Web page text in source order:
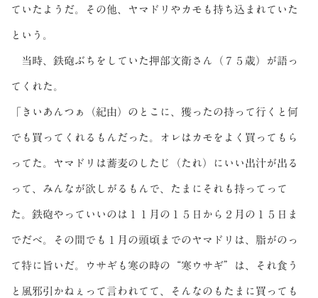
ていたようだ。その他、ヤマドリやカモも持ち込まれていた
という。
当時、鉄砲ぶちをしていた押部文衛さん（７５歳）が語っ
てくれた。
「きいあんつぁ（紀由）のとこに、獲ったの持って行くと何
でも買ってくれるもんだった。オレはカモをよく買ってもら
ってた。ヤマドリは蕎麦のしたじ（たれ）にいい出汁が出る
って、みんなが欲しがるもんで、たまにそれも持ってって
た。鉄砲やっていいのは１１月の１５日から２月の１５日ま
でだべ。その間でも１月の頭頃までのヤマドリは、脂がのっ
て特に旨いだ。ウサギも寒の時の“寒ウサギ”は、それ食う
と風邪引かねぇって言われてて、そんなのもたまに買っても